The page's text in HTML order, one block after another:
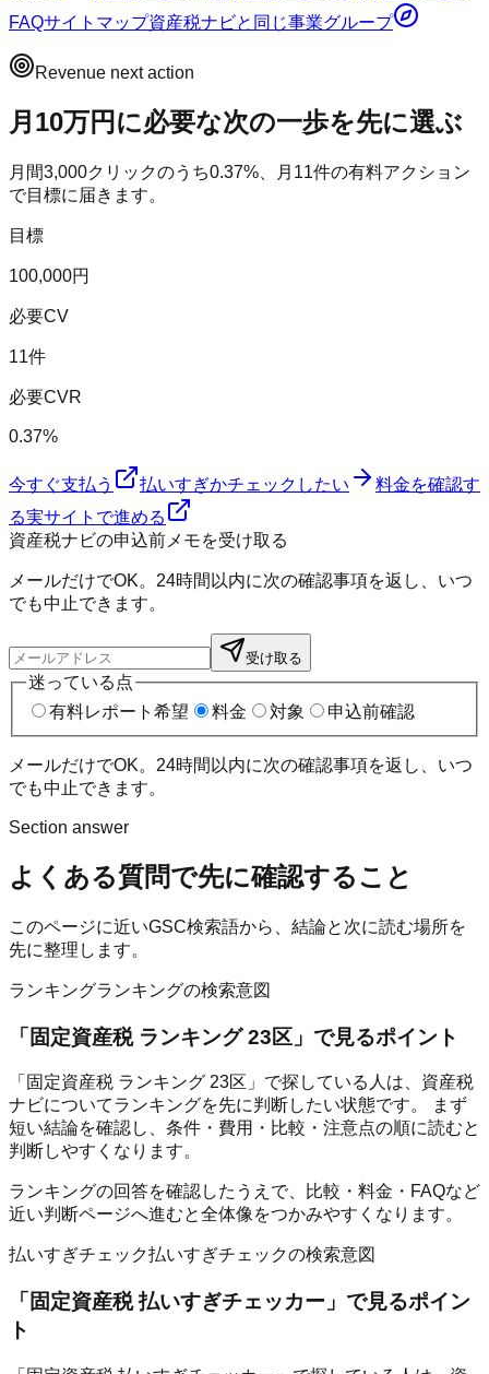
FAQサイトマップ資産税ナビと同じ事業グループ
Revenue next action
月10万円に必要な次の一歩を先に選ぶ
月間3,000クリックのうち0.37%、月 11件の有料アクション
で目標に届きます。
目標
100,000円
必要CV
11件
必要CVR
0.37%
今すぐ支払う 払いすぎかチェックしたい
料金を確認す
る実サイトで進める
資産税ナビの申込前メモを受け取る
メールだけでOK。24時間以内に次の確認事項を返し、いつ
でも中止できます。
受け取る
迷っている点
有料レポート希望
料金 対象 申込前確認
メールだけでOK。24時間以内に次の確認事項を返し、いつ
でも中止できます。
Section answer
よくある質問で先に確認すること
このページに近いGSC検索語から、結論と次に読む場所を
先に整理します。
ランキングランキングの検索意図
「固定資産税 ランキング 23区 」で見るポイント
「固定資産税 ランキング 23区」で探している人は、資産税
ナビについてランキングを先に判断したい状態です。 まず
短い結論を確認し、条件・費用・比較・注意点の順に読むと
判断しやすくなります。
ランキングの回答を確認したうえで、比較・料金・FAQなど
近い判断ページへ進むと全体像をつかみやすくなります。
払いすぎチェック払いすぎチェックの検索意図
「 固定資産税 払いすぎチェッカー 」で見るポイン
ト